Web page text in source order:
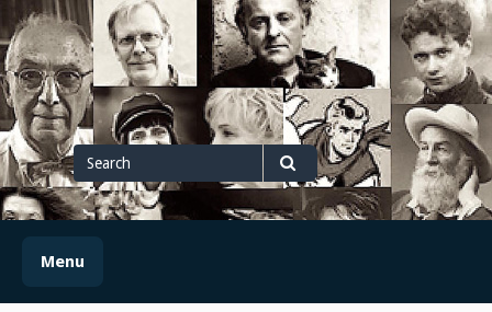
Skip
to
content
Search
for
Search
Menu